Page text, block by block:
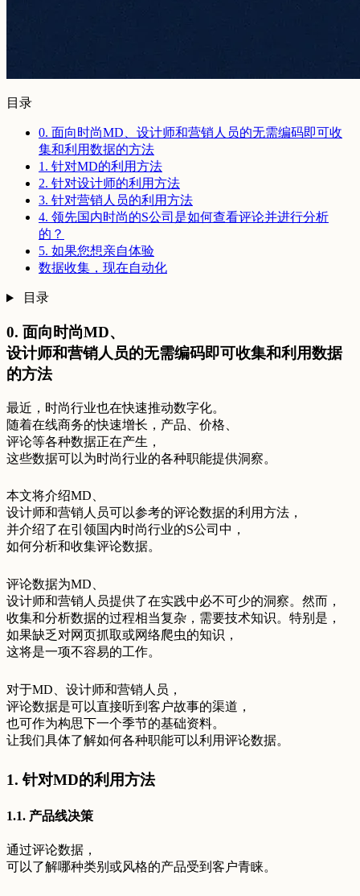
目录
0. 面向时尚MD、设计师和营销人员的无需编码即可收
集和利用数据的方法
1. 针对MD的利用方法
2. 针对设计师的利用方法
3. 针对营销人员的利用方法
4. 领先国内时尚的S公司是如何查看评论并进行分析
的？
5. 如果您想亲自体验
数据收集，现在自动化
目录
0. 面向时尚MD、
设计师和营销人员的无需编码即可收集和利用数据
的方法
最近，时尚行业也在快速推动数字化。
随着在线商务的快速增长，产品、价格、
评论等各种数据正在产生，
这些数据可以为时尚行业的各种职能提供洞察。
本文将介绍MD、
设计师和营销人员可以参考的评论数据的利用方法，
并介绍了在引领国内时尚行业的S公司中，
如何分析和收集评论数据。
评论数据为MD、
设计师和营销人员提供了在实践中必不可少的洞察。然而，
收集和分析数据的过程相当复杂，需要技术知识。特别是，
如果缺乏对网页抓取或网络爬虫的知识，
这将是一项不容易的工作。
对于MD、设计师和营销人员，
评论数据是可以直接听到客户故事的渠道，
也可作为构思下一个季节的基础资料。
让我们具体了解如何各种职能可以利用评论数据。
1. 针对MD的利用方法
1.1. 产品线决策
通过评论数据，
可以了解哪种类别或风格的产品受到客户青睐。